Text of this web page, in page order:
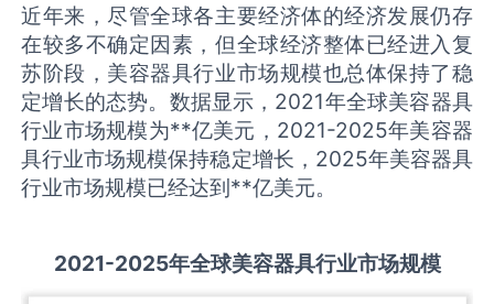
近年来，尽管全球各主要经济体的经济发展仍存
在较多不确定因素，但全球经济整体已经进入复
苏阶段，美容器具行业市场规模也总体保持了稳
定增长的态势。数据显示，2021年全球美容器具
行业市场规模为**亿美元，2021-2025年美容器
具行业市场规模保持稳定增长，2025年美容器具
行业市场规模已经达到**亿美元。
2021-2025年全球美容器具行业市场规模